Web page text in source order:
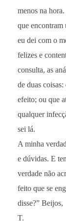
menos na
que encontram
eu dei com o
felizes e
consulta, as
de duas
efeito; ou que
qualquer
sei lá.
A minha
e dúvidas. E
verdade não
feito que se
disse?” Beijos,
T.